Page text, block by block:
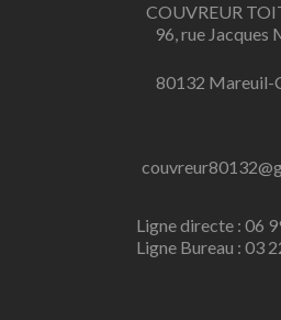
COUVREUR
96, rue Jacques
80132 Mareuil-
Ligne directe : 06
Ligne Bureau : 03